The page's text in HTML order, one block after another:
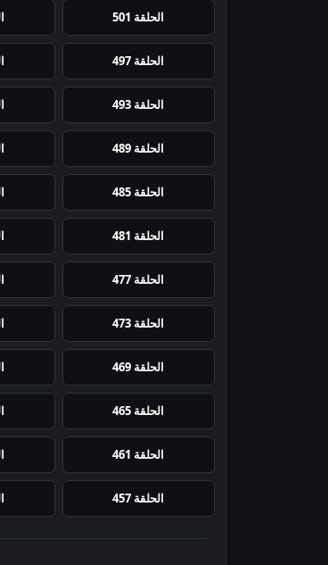
الحلقة 501
الحلقة 497
الحلقة 493
الحلقة 489
الحلقة 485
الحلقة 481
الحلقة 477
الحلقة 473
الحلقة 469
الحلقة 465
الحلقة 461
الحلقة 457